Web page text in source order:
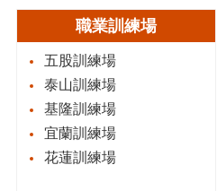
職業訓練場
五股訓練場
泰山訓練場
基隆訓練場
宜蘭訓練場
花蓮訓練場